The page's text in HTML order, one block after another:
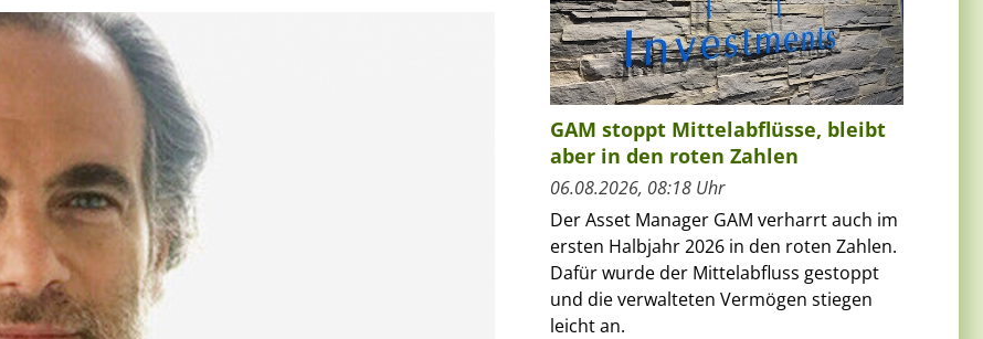
GAM stoppt Mittelabflüsse, bleibt
aber in den roten Zahlen
06.08.2026, 08:18 Uhr
Der Asset Manager GAM verharrt auch im
ersten Halbjahr 2026 in den roten Zahlen.
Dafür wurde der Mittelabfluss gestoppt
und die verwalteten Vermögen stiegen
leicht an.